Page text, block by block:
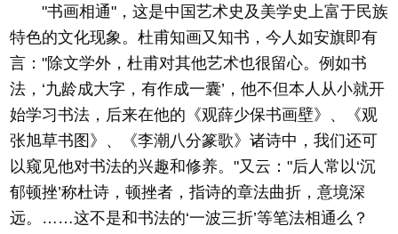
"书画相通"，这是中国艺术史及美学史上富于民族
特色的文化现象。杜甫知画又知书，今人如安旗即有
言："除文学外，杜甫对其他艺术也很留心。例如书
法，‘九龄成大字，有作成一囊’，他不但本人从小就开
始学习书法，后来在他的《观薛少保书画壁》、《观
张旭草书图》、《李潮八分篆歌》诸诗中，我们还可
以窥见他对书法的兴趣和修养。"又云："后人常以‘沉
郁顿挫’称杜诗，顿挫者，指诗的章法曲折，意境深
远。……这不是和书法的‘一波三折’等笔法相通么？